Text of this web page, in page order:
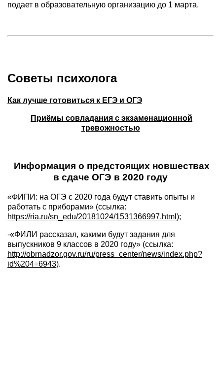
подает в образовательную организацию до 1 марта.
Советы психолога
Как лучше готовиться к ЕГЭ и ОГЭ
Приёмы совладания с экзаменационной
тревожностью
Информация о предстоящих новшествах
в сдаче ОГЭ в 2020 году
«ФИПИ: на ОГЭ с 2020 года будут ставить опыты и
работать с приборами» (ссылка:
https://ria.ru/sn_edu/20181024/1531366997.html );
-«ФИЛИ рассказал, какими будут задания для
выпускников 9 классов в 2020 году» (ссылка:
http://obrnadzor.gov.ru/ru/press_center/news/index.php?
id%204=6943).